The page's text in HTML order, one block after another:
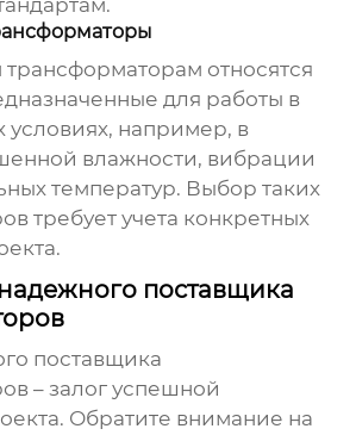
относятся
для работы в
условиях, например, в
влажности, вибрации
температур. Выбор таких
требует учета конкретных
поставщика
поставщика
– залог успешной
Обратите внимание на